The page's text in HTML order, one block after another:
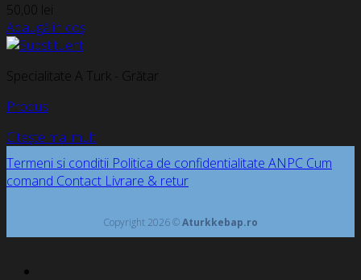
50,00 lei
Adaugă în coș
Specialitate A Turk - Grătar
Produs
Citește mai mult
Termeni si conditii Politica de confidentialitate ANPC Cum
comand Contact Livrare & retur
Copyright 2026 ©Aturkkebap.ro